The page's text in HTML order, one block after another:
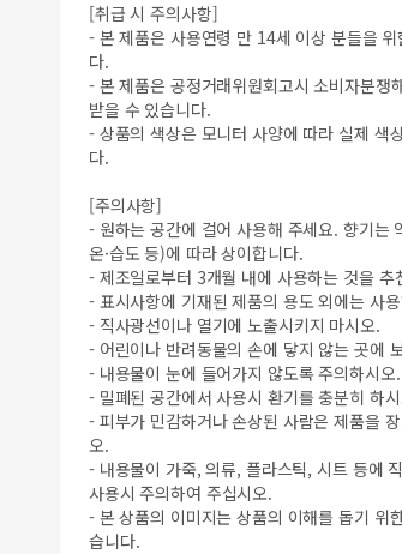
[취급 시 주의사항]
- 본 제품은 사용연령 만 14세 이상 분들을
다.
- 본 제품은 공정거래위원회고시 소비자분쟁
받을 수 있습니다.
- 상품의 색상은 모니터 사양에 따라 실제 색
다.
[주의사항]
- 원하는 공간에 걸어 사용해 주세요. 향기는
온·습도 등)에 따라 상이합니다.
- 제조일로부터 3개월 내에 사용하는 것을 추
- 표시사항에 기재된 제품의 용도 외에는 사
- 직사광선이나 열기에 노출시키지 마시오.
- 어린이나 반려동물의 손에 닿지 않는 곳에
- 내용물이 눈에 들어가지 않도록 주의하시오.
- 밀폐된 공간에서 사용시 환기를 충분히 하
- 피부가 민감하거나 손상된 사람은 제품을
오.
- 내용물이 가죽, 의류, 플라스틱, 시트 등에
사용시 주의하여 주십시오.
- 본 상품의 이미지는 상품의 이해를 돕기 위
습니다.